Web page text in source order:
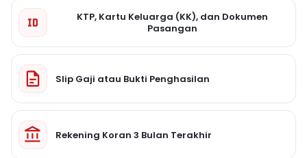
KTP, Kartu Keluarga (KK), dan Dokumen
Pasangan
Slip Gaji atau Bukti Penghasilan
Rekening Koran 3 Bulan Terakhir